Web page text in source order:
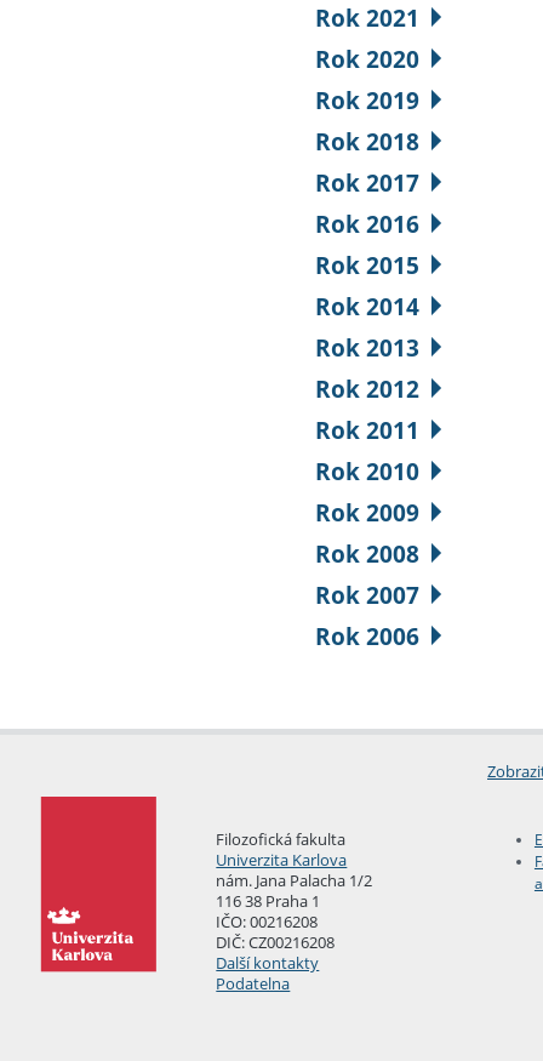
Rok 2021
Rok 2020
Rok 2019
Rok 2018
Rok 2017
Rok 2016
Rok 2015
Rok 2014
Rok 2013
Rok 2012
Rok 2011
Rok 2010
Rok 2009
Rok 2008
Rok 2007
Rok 2006
Filozofická fakulta
Univerzita Karlova
nám. Jana Palacha 1/2
116 38 Praha 1
IČO: 00216208
DIČ: CZ00216208
Další kontakty
Podatelna